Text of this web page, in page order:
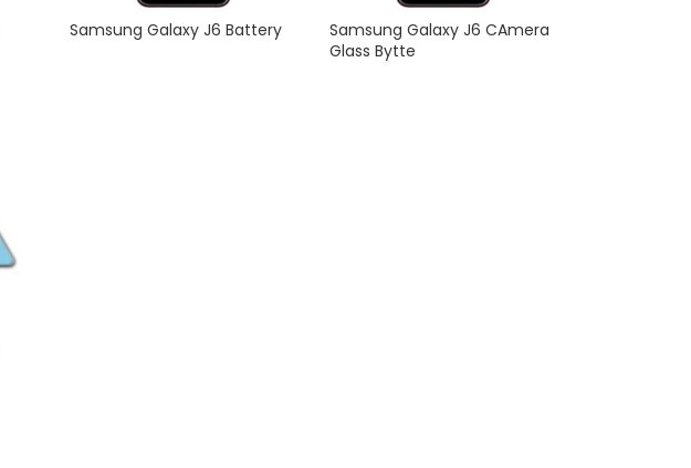
Samsung Galaxy J6 Battery
Samsung Galaxy J6 CAmera
Glass Bytte